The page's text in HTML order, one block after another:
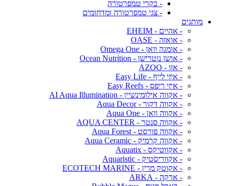
- בקרי טמפרטורה
- צגי טמפרטורה ומדחומים
מותגים
- אהיים - EHEIM
- אואזה - OASE
- אומגה וואן - Omega One
- אושן נוטרישן - Ocean Nutrition
- אזו - AZOO
- איזי לייף - Easy Life
- איזי ריפס - Easy Reefs
- אקווה אילומינשיין - AI Aqua Illumination
- אקווה דקור - Aqua Decor
- אקווה וואן - Aqua One
- אקווה סנטר - AQUA CENTER
- אקווה פורסט - Aqua Forest
- אקווה קרמיק - Aqua Ceramic
- אקווטיקס - Aquatix
- אקווריסטיק - Aquaristic
- אקוטק מרין - ECOTECH MARINE
- ארקה - ARKA